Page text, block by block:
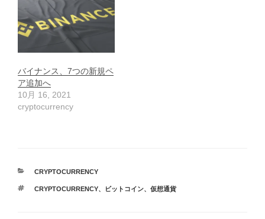
バイナンス、7つの新規ペ
ア追加へ
10月 16, 2021
cryptocurrency
カ
ゴ
CRYPTOCURRENCY
タ
CRYPTOCURRENCY、 ビットコイン、 仮想通貨